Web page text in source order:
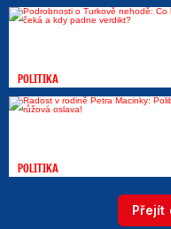
POLITIKA
POLITIKA
Přejít